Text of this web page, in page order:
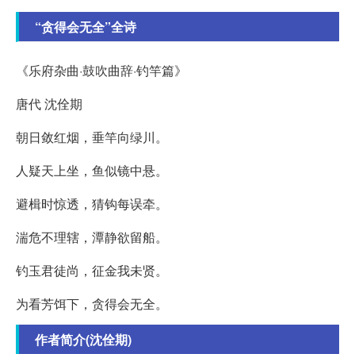
“贪得会无全”全诗
《乐府杂曲·鼓吹曲辞·钓竿篇》
唐代 沈佺期
朝日敛红烟，垂竿向绿川。
人疑天上坐，鱼似镜中悬。
避楫时惊透，猜钩每误牵。
湍危不理辖，潭静欲留船。
钓玉君徒尚，征金我未贤。
为看芳饵下，贪得会无全。
作者简介(沈佺期)